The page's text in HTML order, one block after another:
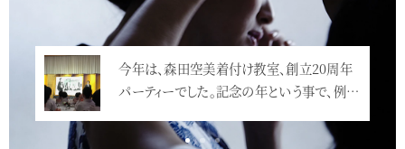
今年は、森田空美着付け教室、創立20周年
パーティーでした。記念の年という事で、例…